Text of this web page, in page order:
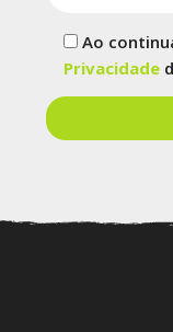
Ao
Privacidade